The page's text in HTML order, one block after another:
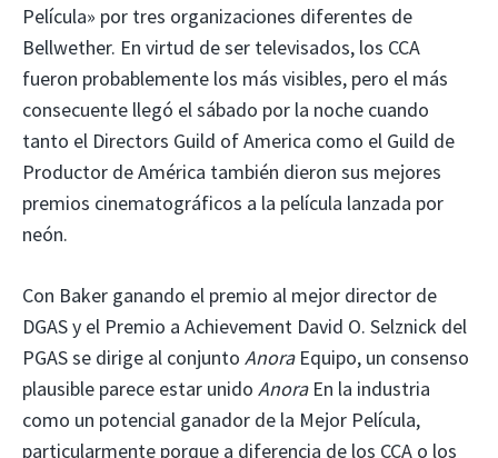
Película» por tres organizaciones diferentes de
Bellwether. En virtud de ser televisados, los CCA
fueron probablemente los más visibles, pero el más
consecuente llegó el sábado por la noche cuando
tanto el Directors Guild of America como el Guild de
Productor de América también dieron sus mejores
premios cinematográficos a la película lanzada por
neón.
Con Baker ganando el premio al mejor director de
DGAS y el Premio a Achievement David O. Selznick del
PGAS se dirige al conjunto AnoraEquipo, un consenso
plausible parece estar unido Anora En la industria
como un potencial ganador de la Mejor Película,
particularmente porque a diferencia de los CCA o los